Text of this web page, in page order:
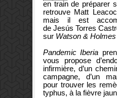
en train de préparer
retrouve Matt
mais il est
de Jesús Torres
sur Watson & Holmes
Pandemic Iberia
vous propose
infirmière, d’un
campagne, d’un
pour trouver les
typhus, à la fièvre